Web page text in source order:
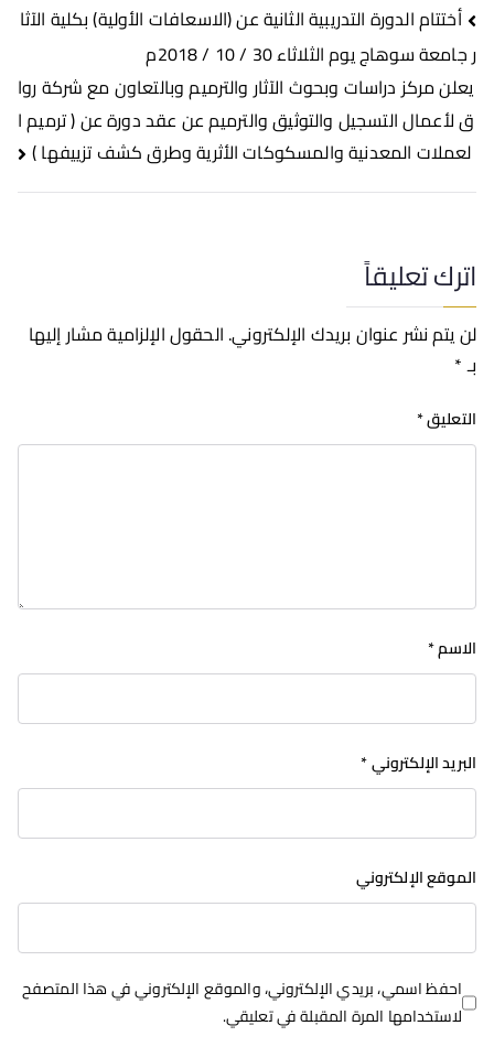
أختتام الدورة التدريبية الثانية عن (الاسعافات الأولية) بكلية الآثا
ر جامعة سوهاج يوم الثلاثاء 30 / 10 / 2018م
يعلن مركز دراسات وبحوث الآثار والترميم وبالتعاون مع شركة روا
ق لأعمال التسجيل والتوثيق والترميم عن عقد دورة عن ( ترميم ا
لعملات المعدنية والمسكوكات الأثرية وطرق كشف تزييفها )
اترك تعليقاً
لن يتم نشر عنوان بريدك الإلكتروني. الحقول الإلزامية مشار إليها
بـ*
التعليق*
الاسم*
البريد الإلكتروني*
الموقع الإلكتروني
احفظ اسمي، بريدي الإلكتروني، والموقع الإلكتروني في هذا المتصفح
لاستخدامها المرة المقبلة في تعليقي.